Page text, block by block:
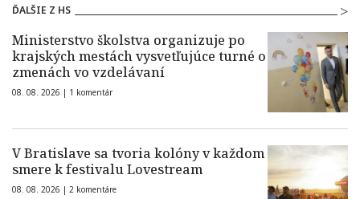
ĎALŠIE Z HS
Ministerstvo školstva organizuje po
krajských mestách vysvetľujúce turné o
zmenách vo vzdelávaní
08. 08. 2026 | 1 komentár
V Bratislave sa tvoria kolóny v každom
smere k festivalu Lovestream
08. 08. 2026 | 2 komentáre